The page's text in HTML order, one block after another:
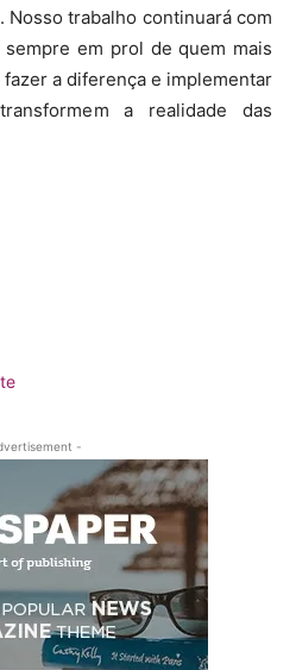
Nosso trabalho continuará com
em prol de quem mais
a diferença e implementar
a realidade das
-